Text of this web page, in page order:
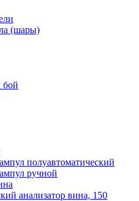
(шары)
полуавтоматический
ручной
анализатор вина, 150